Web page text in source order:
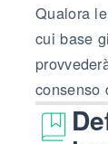
Qualora
cui base
consenso